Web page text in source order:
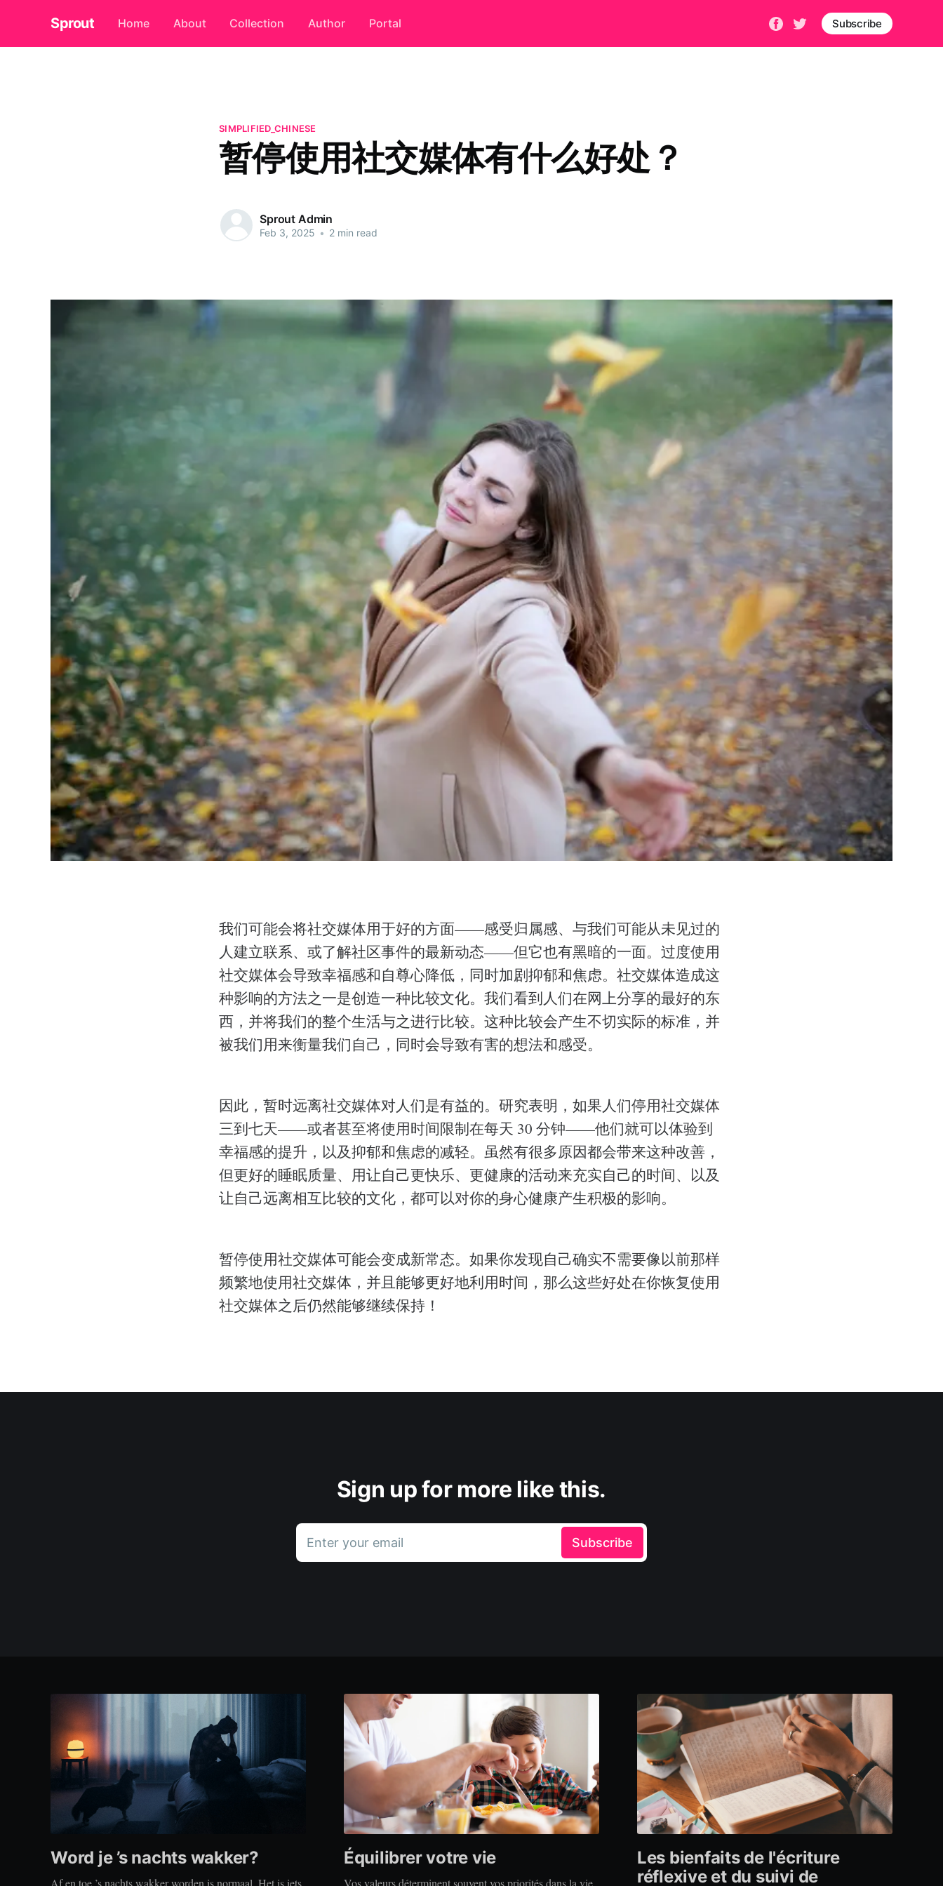
Sprout Home About Collection Author Portal Subscribe
SIMPLIFIED_CHINESE
暂停使用社交媒体有什么好处？
Sprout Admin
Feb 3, 2025 • 2 min read
我们可能会将社交媒体用于好的方面——感受归属感、与我们可能从未见过的
人建立联系、或了解社区事件的最新动态——但它也有黑暗的一面。过度使用
社交媒体会导致幸福感和自尊心降低，同时加剧抑郁和焦虑。社交媒体造成这
种影响的方法之一是创造一种比较文化。我们看到人们在网上分享的最好的东
西，并将我们的整个生活与之进行比较。这种比较会产生不切实际的标准，并
被我们用来衡量我们自己，同时会导致有害的想法和感受。
因此，暂时远离社交媒体对人们是有益的。研究表明，如果人们停用社交媒体
三到七天——或者甚至将使用时间限制在每天 30 分钟——他们就可以体验到
幸福感的提升，以及抑郁和焦虑的减轻。虽然有很多原因都会带来这种改善，
但更好的睡眠质量、用让自己更快乐、更健康的活动来充实自己的时间、以及
让自己远离相互比较的文化，都可以对你的身心健康产生积极的影响。
暂停使用社交媒体可能会变成新常态。如果你发现自己确实不需要像以前那样
频繁地使用社交媒体，并且能够更好地利用时间，那么这些好处在你恢复使用
社交媒体之后仍然能够继续保持！
Sign up for more like this.
Enter your email Subscribe
Word je ’s nachts wakker?
Af en toe ’s nachts wakker worden is normaal. Het is iets
Équilibrer votre vie
Vos valeurs déterminent souvent vos priorités dans la vie.
Les bienfaits de l'écriture
réflexive et du suivi de